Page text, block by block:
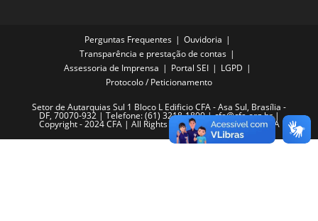
Perguntas Frequentes
Ouvidoria
Transparência e prestação de contas
Assessoria de Imprensa
Portal SEI
LGPD
Protocolo / Peticionamento
Setor de Autarquias Sul 1 Bloco L Edificio CFA - Asa Sul, Brasília -
DF, 70070-932 | Telefone: (61) 3218-1800 | cfa@cfa.org.br |
Copyright - 2024 CFA | All Rights Reserved | Powered by CFA